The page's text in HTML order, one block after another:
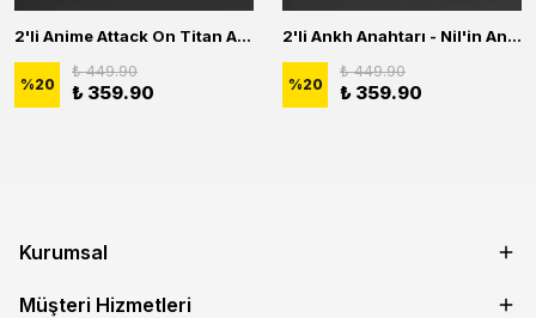
2'li Anime Attack On Titan Acrylic Maria Anime Naruto Erkek Kadın Kolye Seti
%20
₺ 449.90
₺ 359.90
2'li Ankh Anahtarı - Nil'in Anahtarı - Kuru Kafa Erkek Kadın Kolye Seti
%20
₺ 449.90
₺ 359.90
Kurumsal
Müşteri Hizmetleri